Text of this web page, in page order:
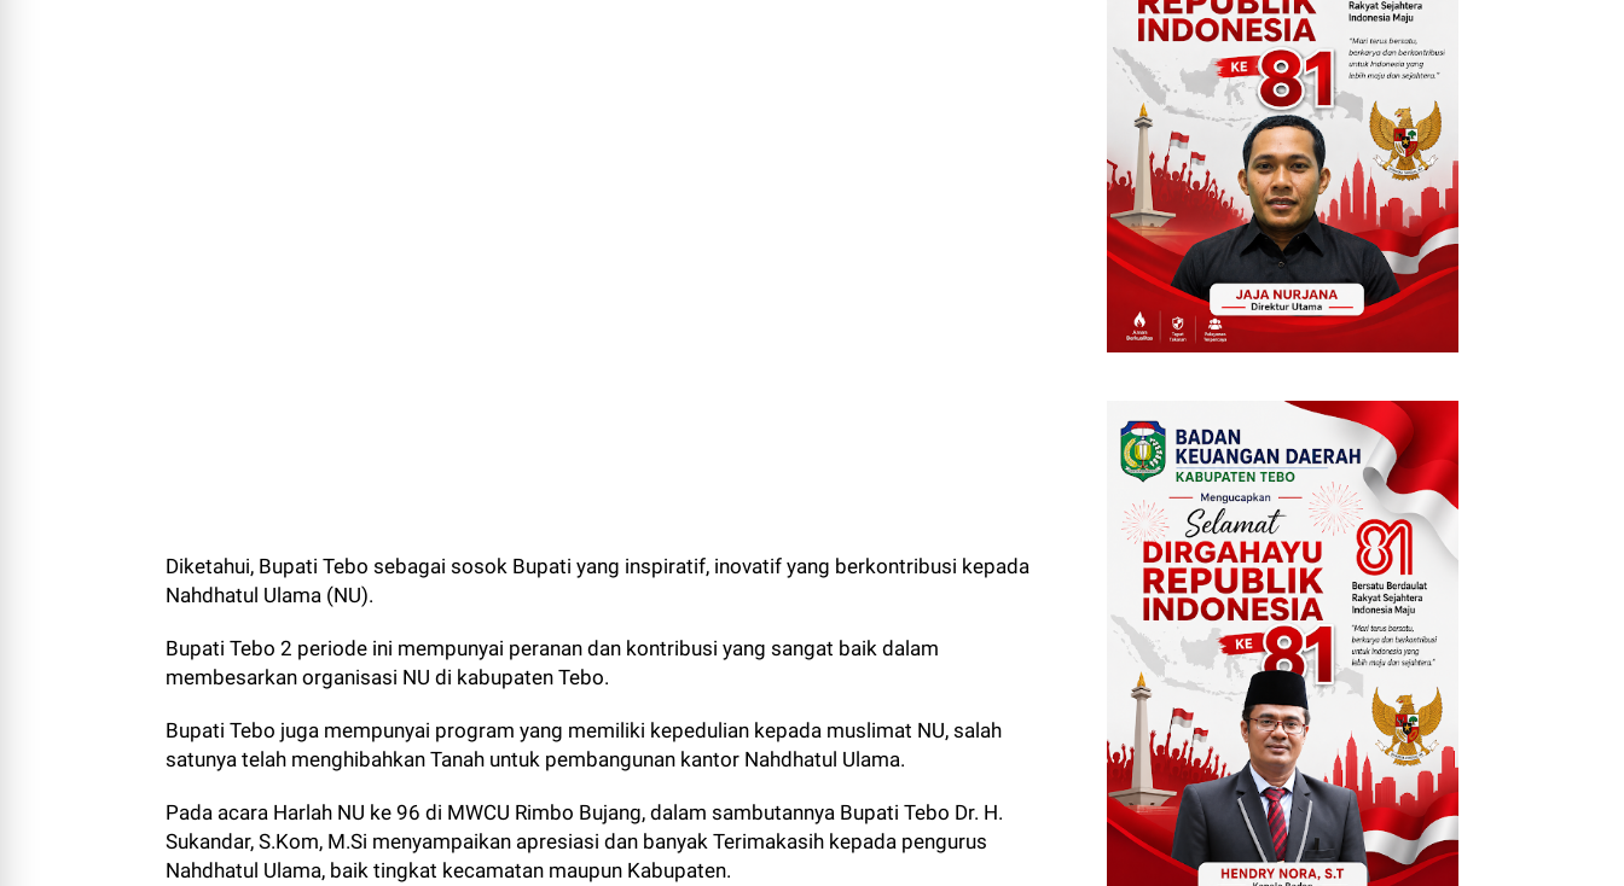
Diketahui, Bupati Tebo sebagai sosok Bupati yang inspiratif, inovatif yang berkontribusi kepada
Nahdhatul Ulama (NU).
Bupati Tebo 2 periode ini mempunyai peranan dan kontribusi yang sangat baik dalam
membesarkan organisasi NU di kabupaten Tebo.
Bupati Tebo juga mempunyai program yang memiliki kepedulian kepada muslimat NU, salah
satunya telah menghibahkan Tanah untuk pembangunan kantor Nahdhatul Ulama.
Pada acara Harlah NU ke 96 di MWCU Rimbo Bujang, dalam sambutannya Bupati Tebo Dr. H.
Sukandar, S.Kom, M.Si menyampaikan apresiasi dan banyak Terimakasih kepada pengurus
Nahdhatul Ulama, baik tingkat kecamatan maupun Kabupaten.